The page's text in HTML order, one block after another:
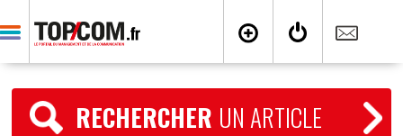
RECHERCHER UN ARTICLE